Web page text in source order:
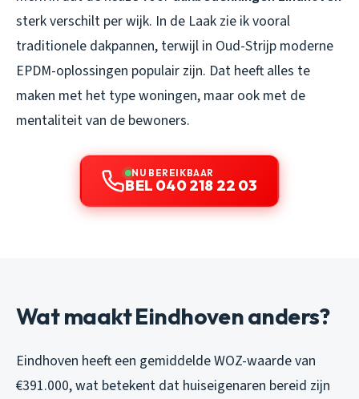
sterk verschilt per wijk. In de Laak zie ik vooral
traditionele dakpannen, terwijl in Oud-Strijp moderne
EPDM-oplossingen populair zijn. Dat heeft alles te
maken met het type woningen, maar ook met de
mentaliteit van de bewoners.
NU BEREIKBAAR
BEL 040 218 22 03
Wat maakt Eindhoven anders?
Eindhoven heeft een gemiddelde WOZ-waarde van
€391.000, wat betekent dat huiseigenaren bereid zijn